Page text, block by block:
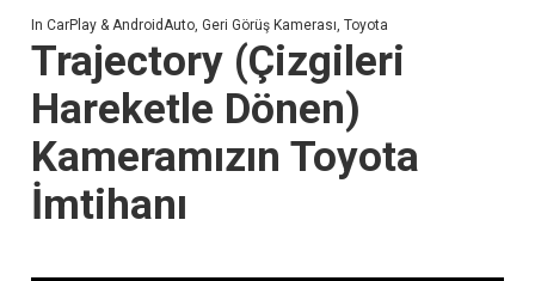
In CarPlay & AndroidAuto, Geri Görüş Kamerası, Toyota
Trajectory (Çizgileri
Hareketle Dönen)
Kameramızın Toyota
İmtihanı